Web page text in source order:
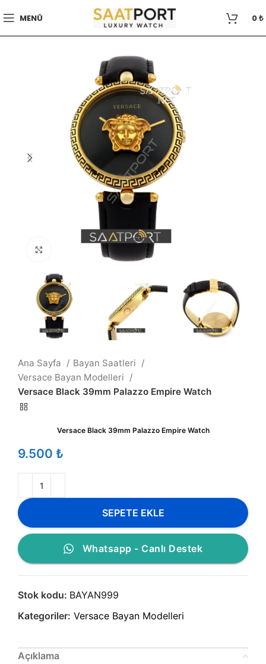
MENÜ 0₺
Büyütmek için tıklayın
Ana Sayfa
Bayan Saatleri
Versace Bayan Modelleri
Versace Black 39mm Palazzo Empire Watch
Versace Black 39mm Palazzo Empire Watch
₺
SEPETE EKLE
Whatsapp - Canlı Destek
Stok kodu: BAYAN999
Kategoriler: Versace Bayan Modelleri
Açıklama